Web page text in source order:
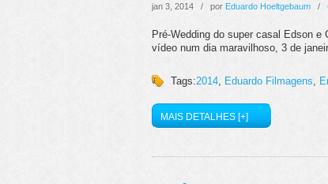
jan 3, 2014 / por Eduardo Hoeltgebaum /
Pré-Wedding do super casal Edson
vídeo num dia maravilhoso, 3 de
Tags:2014, Eduardo Filmagens,
MAIS DETALHES [+]